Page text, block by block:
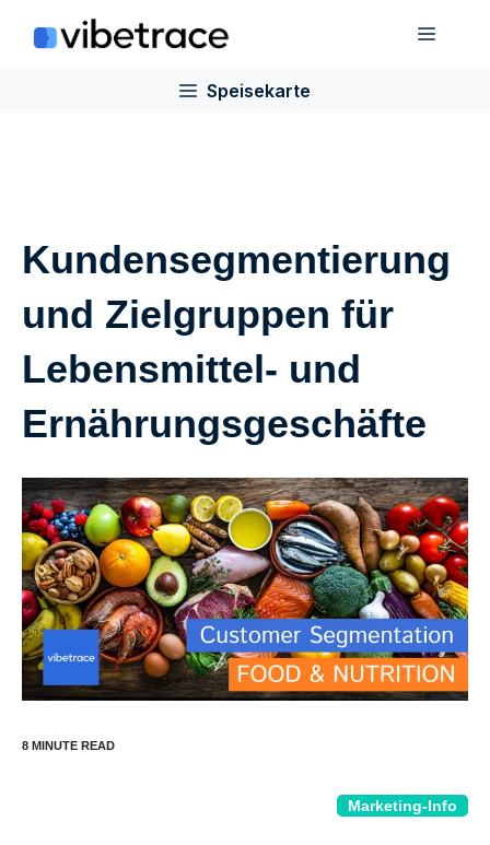
Inhalt
Speisekarte
Kundensegmentierung
und Zielgruppen für
Lebensmittel- und
Ernährungsgeschäfte
Marketing-Info